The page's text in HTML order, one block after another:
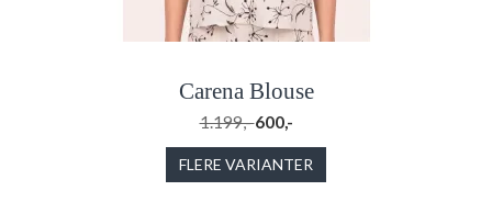
Carena Blouse
1.199,-600,-
FLERE VARIANTER